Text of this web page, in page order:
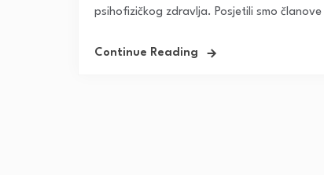
psihofizičkog zdravlja. Posjetili smo
Continue Reading